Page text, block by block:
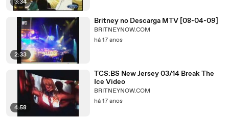
3:34
2:33
Britney no Descarga MTV [08-04-09]
BRITNEYNOW.COM
há 17 anos
4:58
TCS:BS New Jersey 03/14 Break The
Ice Video
BRITNEYNOW.COM
há 17 anos